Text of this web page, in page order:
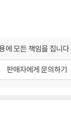
에 모든 책임을 집니다.
판매자에게 문의하기